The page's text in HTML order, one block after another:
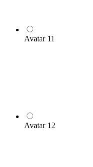
Avatar 11
Avatar 12